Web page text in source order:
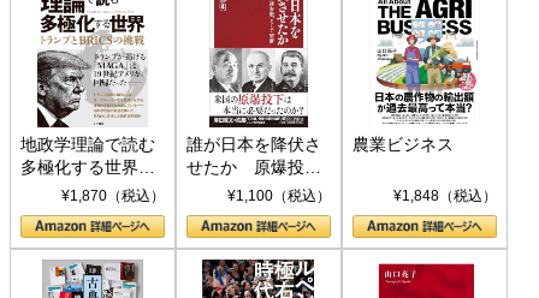
地政学理論で読む
多極化する世界：
トランプとBRICS
の挑戦
¥1,870（税込）
誰が日本を降伏さ
せたか 原爆投
下、ソ連参戦、そ
して聖断 (PHP新
書)
¥1,100（税込）
農業ビジネス
¥1,848（税込）